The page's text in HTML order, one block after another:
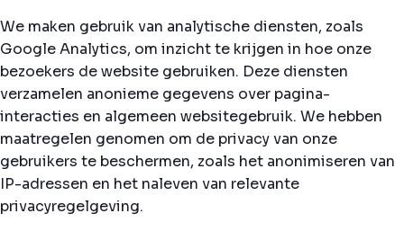
We maken gebruik van analytische diensten, zoals
Google Analytics, om inzicht te krijgen in hoe onze
bezoekers de website gebruiken. Deze diensten
verzamelen anonieme gegevens over pagina-
interacties en algemeen websitegebruik. We hebben
maatregelen genomen om de privacy van onze
gebruikers te beschermen, zoals het anonimiseren van
IP-adressen en het naleven van relevante
privacyregelgeving.